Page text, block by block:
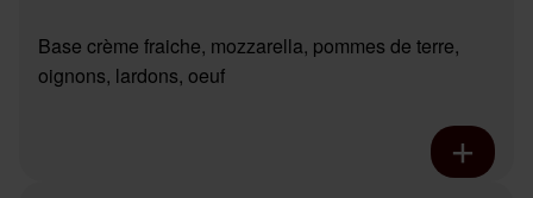
Base crème fraiche, mozzarella, pommes de terre,
oignons, lardons, oeuf